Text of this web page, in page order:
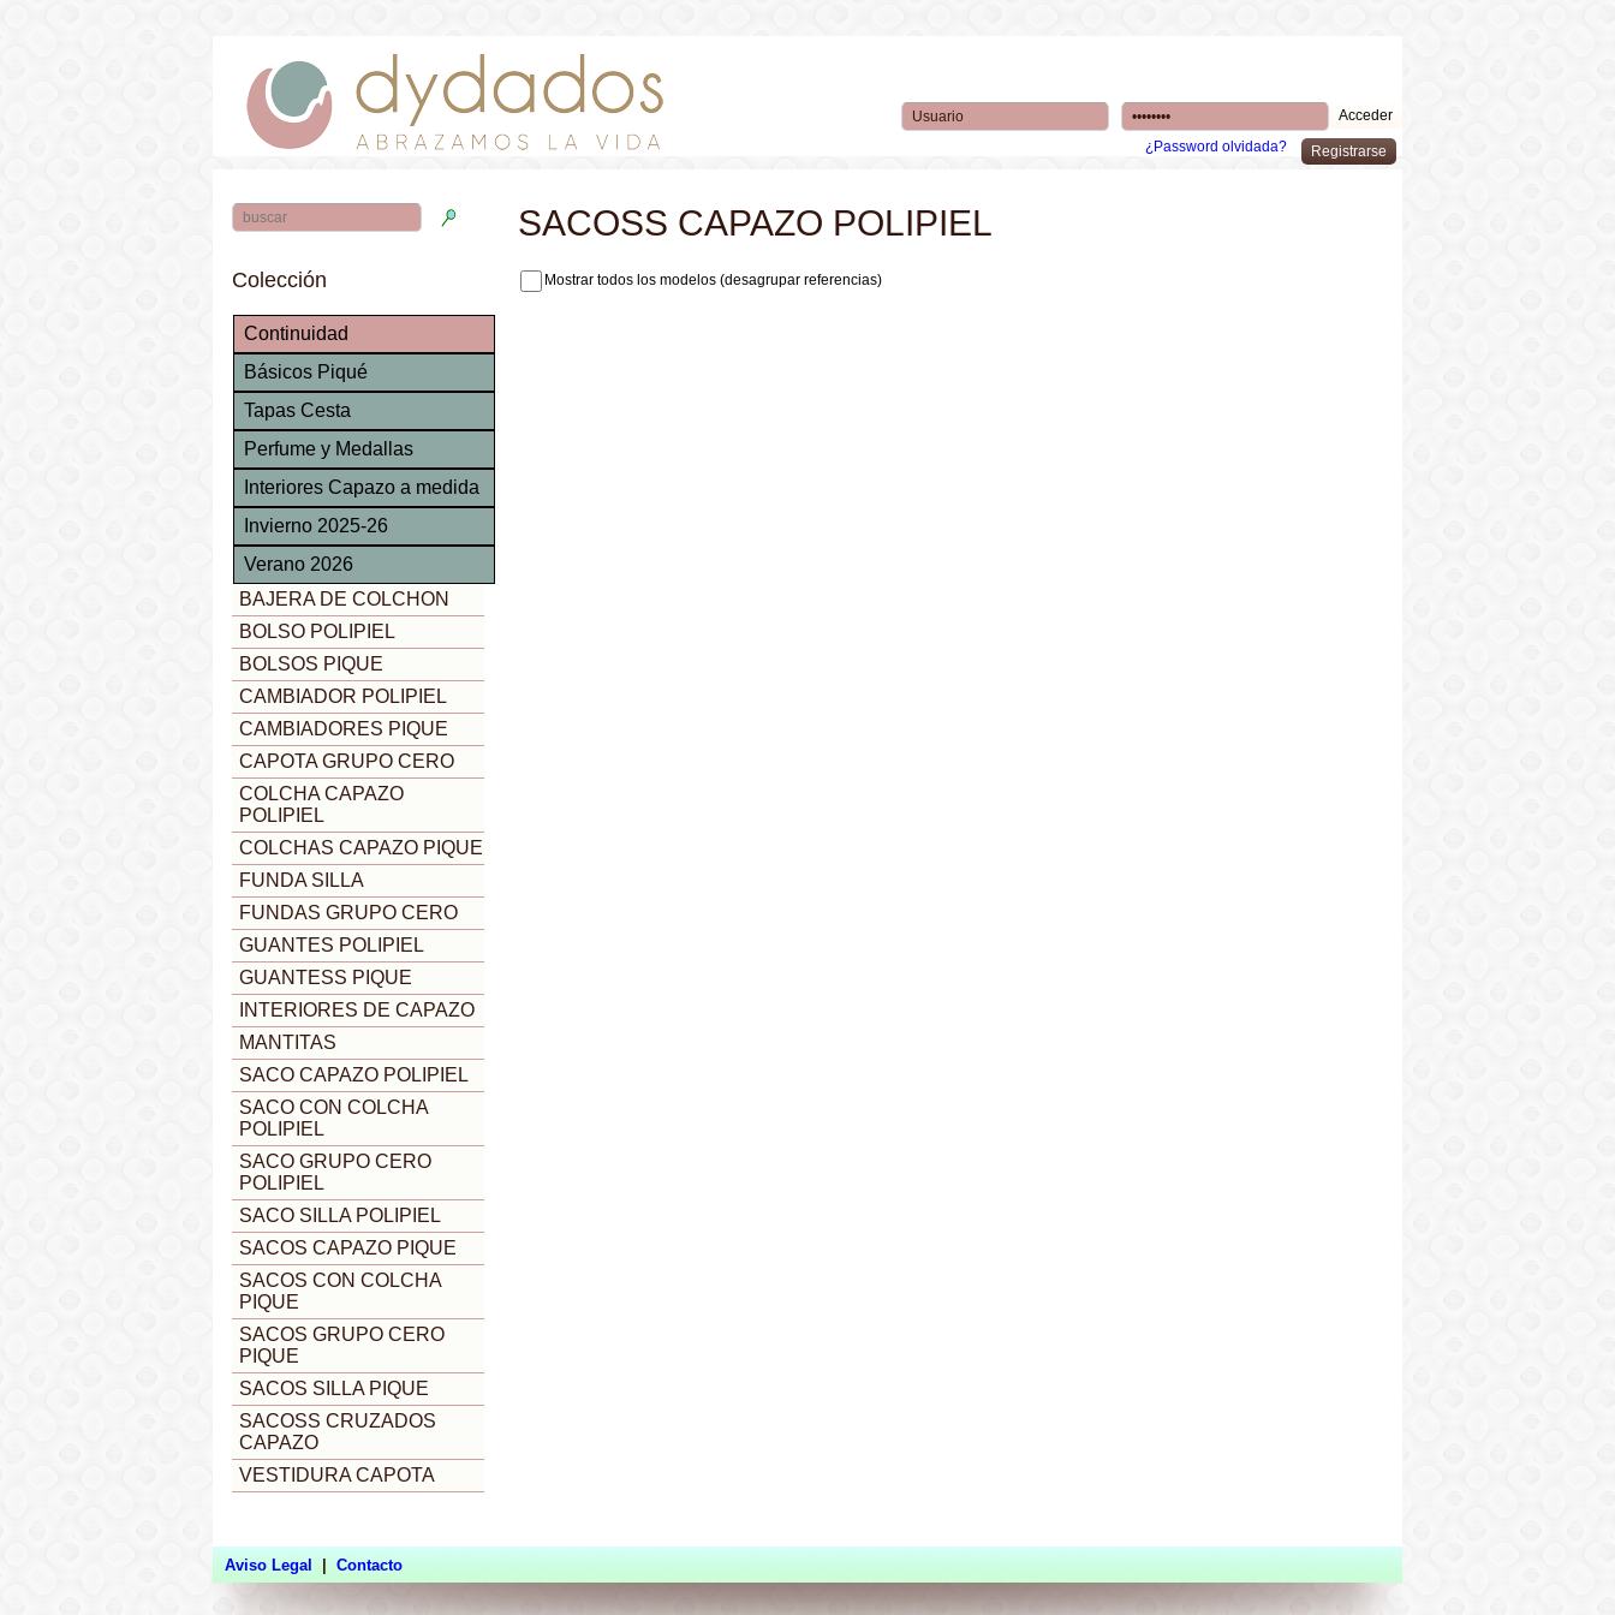
¿Password olvidada?
Colección
Continuidad
Básicos Piqué
Tapas Cesta
Perfume y Medallas
Interiores Capazo a medida
Invierno 2025-26
Verano 2026
BAJERA DE COLCHON
BOLSO POLIPIEL
BOLSOS PIQUE
CAMBIADOR POLIPIEL
CAMBIADORES PIQUE
CAPOTA GRUPO CERO
COLCHA CAPAZO
POLIPIEL
COLCHAS CAPAZO PIQUE
FUNDA SILLA
FUNDAS GRUPO CERO
GUANTES POLIPIEL
GUANTESS PIQUE
INTERIORES DE CAPAZO
MANTITAS
SACO CAPAZO POLIPIEL
SACO CON COLCHA
POLIPIEL
SACO GRUPO CERO
POLIPIEL
SACO SILLA POLIPIEL
SACOS CAPAZO PIQUE
SACOS CON COLCHA
PIQUE
SACOS GRUPO CERO
PIQUE
SACOS SILLA PIQUE
SACOSS CRUZADOS
CAPAZO
VESTIDURA CAPOTA
SACOSS CAPAZO POLIPIEL
Mostrar todos los modelos (desagrupar referencias)
Aviso Legal Contacto